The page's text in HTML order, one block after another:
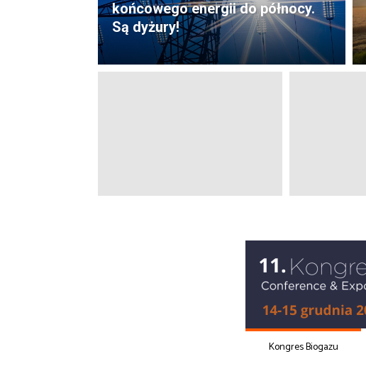
końcowego energii do północy.
Są dyżury!
Kongres Biogazu